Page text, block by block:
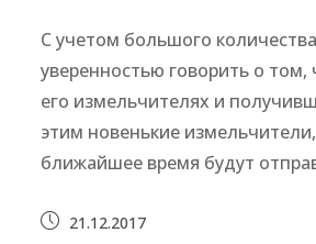
С учетом большого
уверенностью говорить о
его измельчителях и
этим новенькие
ближайшее время будут
Запись21.12.2017